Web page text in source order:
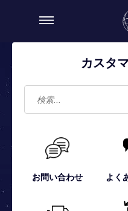
カスタ
お問い合わせ よく